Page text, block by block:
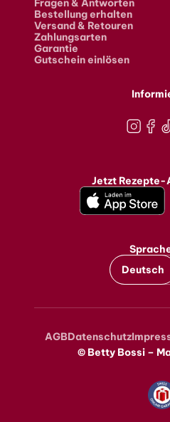
Bestellung erhalten
Versand & Retouren
Zahlungsarten
Garantie
Gutschein einlösen
Jetzt Rezepte-
Deutsch
Metanavigation
AGBDatenschutz
© Betty Bossi –